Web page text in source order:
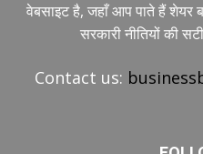
वेबसाइट है, जहाँ आप पाते हैं शेयर
सरकारी नीतियों की
Contact us: